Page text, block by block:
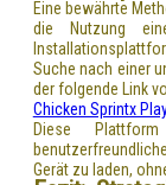
Eine bewährte
die Nutzung
Suche nach einer
der folgende Link
Chicken Sprintx
Diese
Gerät zu laden,